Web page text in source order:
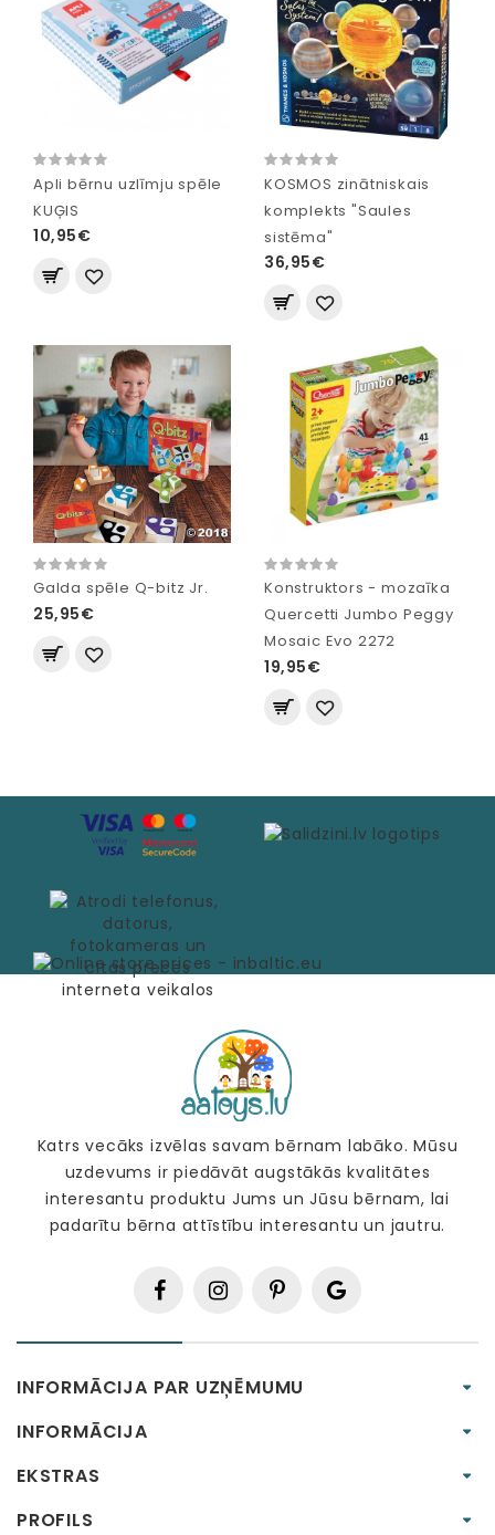
Apli bērnu uzlīmju spēle
KUĢIS
10,95€
KOSMOS zinātniskais
komplekts "Saules
sistēma"
36,95€
Galda spēle Q-bitz Jr.
25,95€
Konstruktors - mozaīka
Quercetti Jumbo Peggy
Mosaic Evo 2272
19,95€
Katrs vecāks izvēlas savam bērnam labāko. Mūsu
uzdevums ir piedāvāt augstākās kvalitātes
interesantu produktu Jums un Jūsu bērnam, lai
padarītu bērna attīstību interesantu un jautru.
INFORMĀCIJA PAR UZŅĒMUMU
INFORMĀCIJA
EKSTRAS
PROFILS